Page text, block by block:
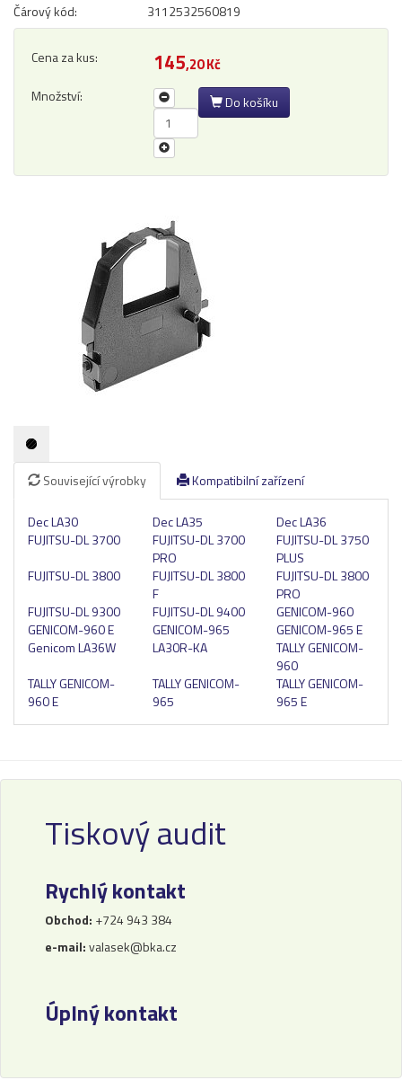
Kategorie Výrobci
Náplně
pro laserové tiskárny
pro jehličkové tiskárny
pro inkoustové tiskárny
Papíry a fólie
Filamenty 3DW
Samolepící štítky
Čisticí prostředky
Textilní stuhy
Kazety pro reg. pokladny a bar.válečky
Čárový kód:
3112532560819
Cena za kus: 145,20 Kč
Množství: Do košíku
Související výrobky Kompatibilní zařízení
Dec LA30 Dec LA35
Dec LA36
FUJITSU-DL 3700
FUJITSU-DL 3700
PRO
FUJITSU-DL 3750
PLUS
FUJITSU-DL 3800
FUJITSU-DL 3800
F
FUJITSU-DL 3800
PRO
FUJITSU-DL 9300
FUJITSU-DL 9400
GENICOM-960
GENICOM-960 E
GENICOM-965
GENICOM-965 E
Genicom LA36W
LA30R-KA
TALLY GENICOM-
960
TALLY GENICOM-
960 E
TALLY GENICOM-
965
TALLY GENICOM-
965 E
Tiskový audit
Rychlý kontakt
Obchod: +724 943 384
e-mail:valasek@bka.cz
Úplný kontakt